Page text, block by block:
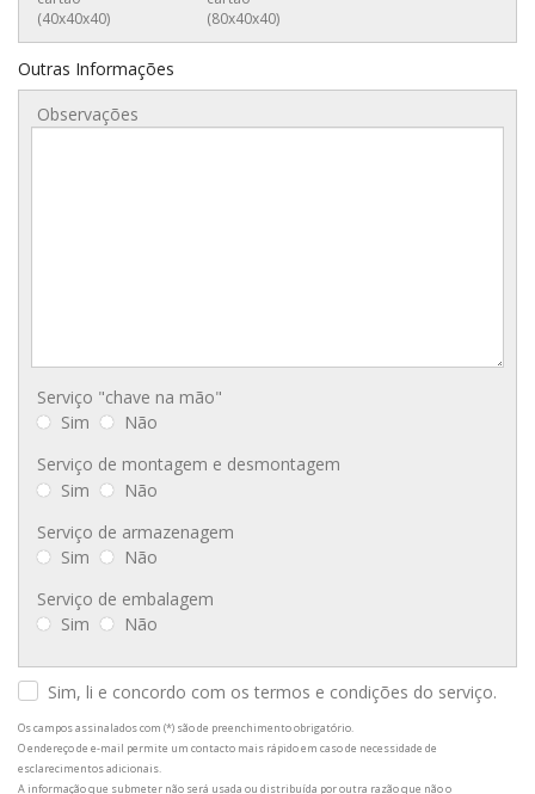
(40x40x40)
(80x40x40)
Outras Informações
Observações
Serviço "chave na mão"
Sim
Não
Serviço de montagem e desmontagem
Sim
Não
Serviço de armazenagem
Sim
Não
Serviço de embalagem
Sim
Não
Sim, li e concordo com os termos e condições do serviço.
Os campos assinalados com (*) são de preenchimento obrigatório.
O endereço de e-mail permite um contacto mais rápido em caso de necessidade de
esclarecimentos adicionais.
A informação que submeter não será usada ou distribuída por outra razão que não o